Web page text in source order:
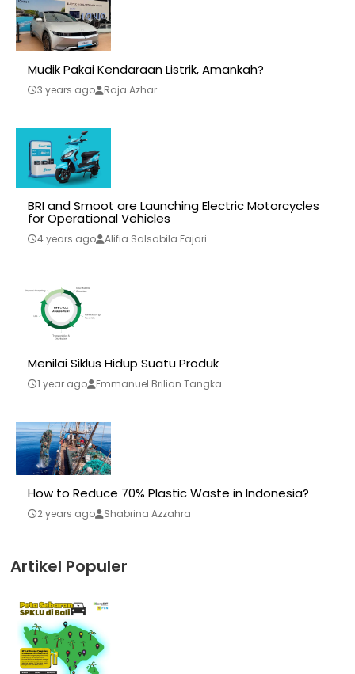
Mudik Pakai Kendaraan Listrik, Amankah?
3 years ago Raja Azhar
BRI and Smoot are Launching Electric Motorcycles
for Operational Vehicles
4 years ago Alifia Salsabila Fajari
Menilai Siklus Hidup Suatu Produk
1 year ago Emmanuel Brilian Tangka
How to Reduce 70% Plastic Waste in Indonesia?
2 years ago Shabrina Azzahra
Artikel Populer